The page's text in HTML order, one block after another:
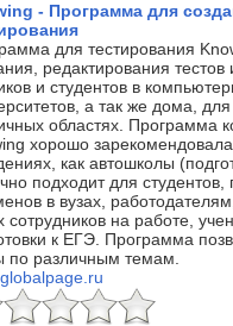
- Программа для
для тестирования
редактирования
и студентов в
а так же дома,
областях. Программа
хорошо
как автошколы
подходит для студентов,
в вузах,
сотрудников на работе,
к ЕГЭ. Программа
по различным темам.